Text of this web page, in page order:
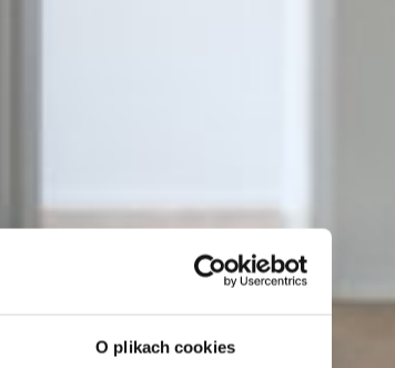
O plikach cookies